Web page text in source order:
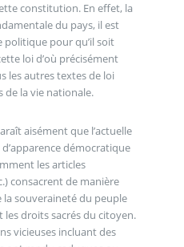
constitution. En effet, la
du pays, il est
pour qu’il soit
loi d’où précisément
les autres textes de loi
de la vie nationale.
aisément que l’actuelle
démocratique
les articles
consacrent de manière
souveraineté du peuple
les droits sacrés du citoyen.
vicieuses incluant des